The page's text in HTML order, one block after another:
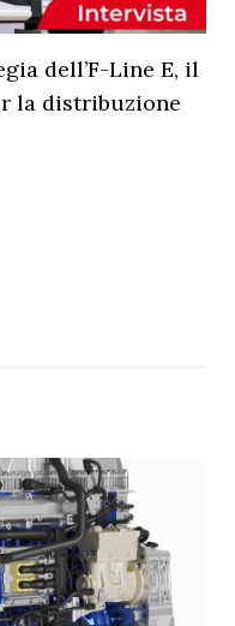
dell’F-Line E, il
la distribuzione